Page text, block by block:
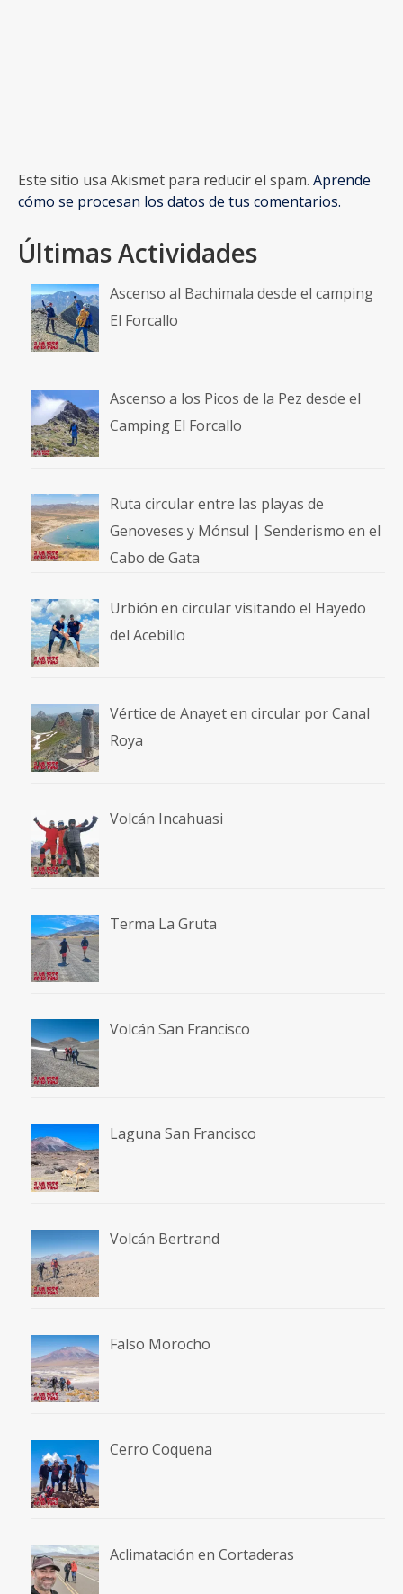
Este sitio usa Akismet para reducir el spam. Aprende
cómo se procesan los datos de tus comentarios.
Últimas Actividades
Ascenso al Bachimala desde el camping
El Forcallo
Ascenso a los Picos de la Pez desde el
Camping El Forcallo
Ruta circular entre las playas de
Genoveses y Mónsul | Senderismo en el
Cabo de Gata
Urbión en circular visitando el Hayedo
del Acebillo
Vértice de Anayet en circular por Canal
Roya
Volcán Incahuasi
Terma La Gruta
Volcán San Francisco
Laguna San Francisco
Volcán Bertrand
Falso Morocho
Cerro Coquena
Aclimatación en Cortaderas